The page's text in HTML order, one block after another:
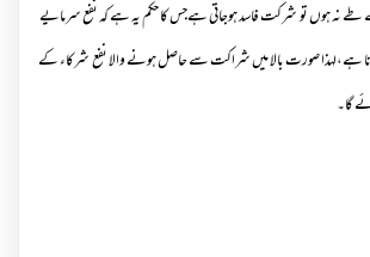
نہ ہوں تو شرکت فاسد ہوجاتی ہےجس کا حکم یہ ہے کہ نفع سرمایے
ہے،لہذا صورت بالا میں شراکت سے حاصل ہونے والا نفع شرکاء کے
گا۔